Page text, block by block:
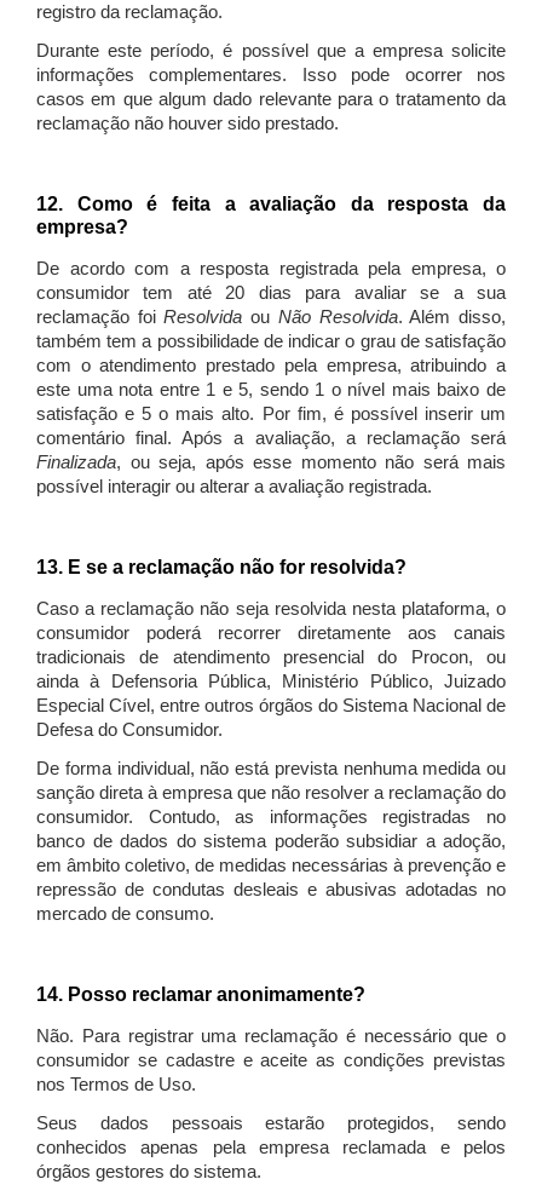
registro da reclamação.
Durante este período, é possível que a empresa solicite
informações complementares. Isso pode ocorrer nos
casos em que algum dado relevante para o tratamento da
reclamação não houver sido prestado.
12. Como é feita a avaliação da resposta da
empresa?
De acordo com a resposta registrada pela empresa, o
consumidor tem até 20 dias para avaliar se a sua
reclamação foiResolvida ou Não Resolvida. Além disso,
também tem a possibilidade de indicar o grau de satisfação
com o atendimento prestado pela empresa, atribuindo a
este uma nota entre 1 e 5, sendo 1 o nível mais baixo de
satisfação e 5 o mais alto. Por fim, é possível inserir um
comentário final. Após a avaliação, a reclamação será
Finalizada, ou seja, após esse momento não será mais
possível interagir ou alterar a avaliação registrada.
13. E se a reclamação não for resolvida?
Caso a reclamação não seja resolvida nesta plataforma, o
consumidor poderá recorrer diretamente aos canais
tradicionais de atendimento presencial do Procon, ou
ainda à Defensoria Pública, Ministério Público, Juizado
Especial Cível, entre outros órgãos do Sistema Nacional de
Defesa do Consumidor.
De forma individual, não está prevista nenhuma medida ou
sanção direta à empresa que não resolver a reclamação do
consumidor. Contudo, as informações registradas no
banco de dados do sistema poderão subsidiar a adoção,
em âmbito coletivo, de medidas necessárias à prevenção e
repressão de condutas desleais e abusivas adotadas no
mercado de consumo.
14. Posso reclamar anonimamente?
Não. Para registrar uma reclamação é necessário que o
consumidor se cadastre e aceite as condições previstas
nos Termos de Uso.
Seus dados pessoais estarão protegidos, sendo
conhecidos apenas pela empresa reclamada e pelos
órgãos gestores do sistema.